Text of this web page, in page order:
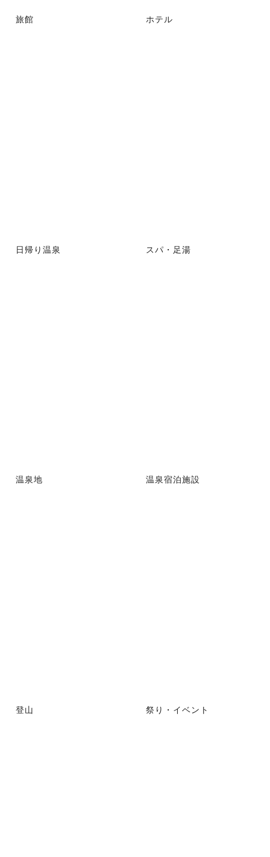
旅館 ホテル
日帰り温泉 スパ・足湯
温泉地 温泉宿泊施設
登山 祭り・イベント